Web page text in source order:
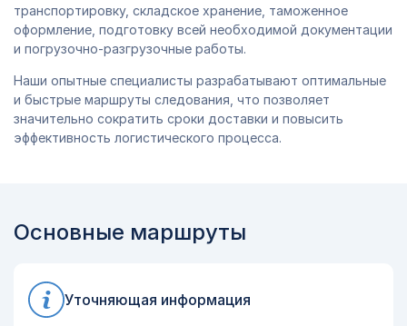
транспортировку, складское хранение, таможенное
оформление, подготовку всей необходимой документации
и погрузочно-разгрузочные работы.
Наши опытные специалисты разрабатывают оптимальные
и быстрые маршруты следования, что позволяет
значительно сократить сроки доставки и повысить
эффективность логистического процесса.
Основные маршруты
Уточняющая информация